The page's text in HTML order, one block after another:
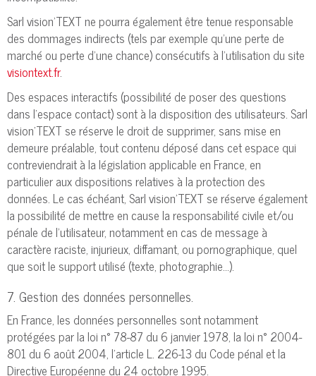
Sarl vision'TEXT ne pourra également être tenue responsable
des dommages indirects (tels par exemple qu’une perte de
marché ou perte d’une chance) consécutifs à l’utilisation du site
visiontext.fr.
Des espaces interactifs (possibilité de poser des questions
dans l’espace contact) sont à la disposition des utilisateurs. Sarl
vision'TEXT se réserve le droit de supprimer, sans mise en
demeure préalable, tout contenu déposé dans cet espace qui
contreviendrait à la législation applicable en France, en
particulier aux dispositions relatives à la protection des
données. Le cas échéant, Sarl vision'TEXT se réserve également
la possibilité de mettre en cause la responsabilité civile et/ou
pénale de l’utilisateur, notamment en cas de message à
caractère raciste, injurieux, diffamant, ou pornographique, quel
que soit le support utilisé (texte, photographie…).
7. Gestion des données personnelles.
En France, les données personnelles sont notamment
protégées par la loi n° 78-87 du 6 janvier 1978, la loi n° 2004-
801 du 6 août 2004, l'article L. 226-13 du Code pénal et la
Directive Européenne du 24 octobre 1995.